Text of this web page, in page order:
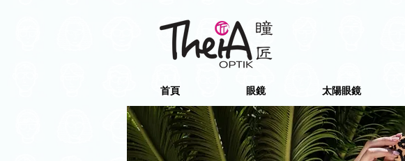
首頁 眼鏡 太陽眼鏡